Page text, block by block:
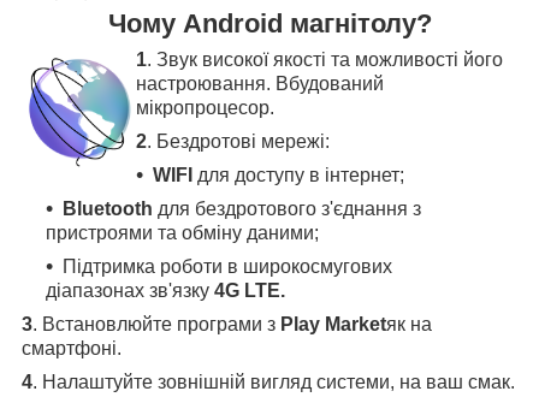
Чому Android магнітолу?
1. Звук високої якості та можливості його
настроювання. Вбудований
мікропроцесор.
2. Бездротові мережі:
WIFI для доступу в інтернет;
Bluetooth для бездротового з'єднання з
пристроями та обміну даними;
Підтримка роботи в широкосмугових
діапазонах зв'язку 4G LTE.
3. Встановлюйте програми з Play Marketяк на
смартфоні.
4. Налаштуйте зовнішній вигляд системи, на ваш смак.